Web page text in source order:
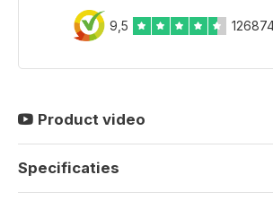
9,5
Product video
Specificaties